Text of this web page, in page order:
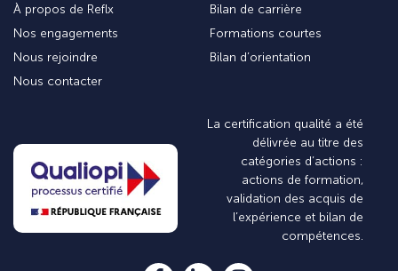
À propos de Reflx
Nos engagements
Nous rejoindre
Nous contacter
Bilan de carrière
Formations courtes
Bilan d’orientation
La certification qualité a été
délivrée au titre des
catégories d’actions :
actions de formation,
validation des acquis de
l’expérience et bilan de
compétences.